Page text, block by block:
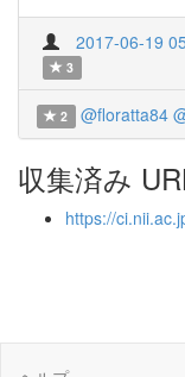
2017-06-19
3
2 @floratta84
収集済み
https://